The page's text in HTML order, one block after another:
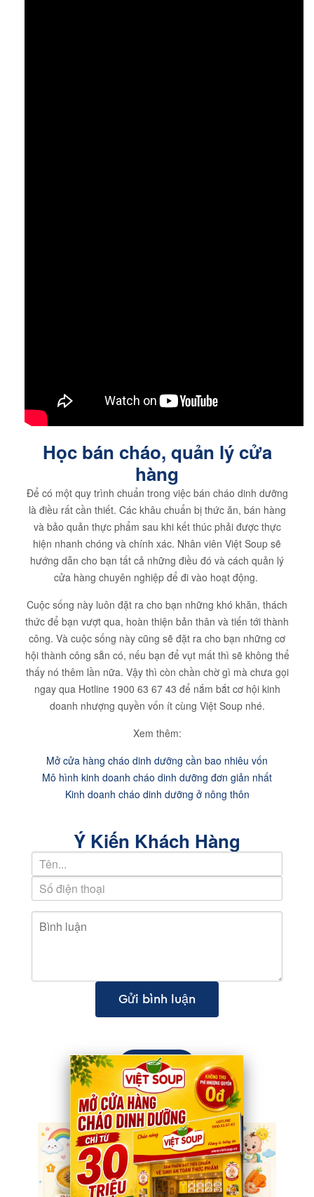
Học bán cháo, quản lý cửa
hàng
Để có một quy trình chuẩn trong việc bán cháo dinh dưỡng
là điều rất cần thiết. Các khâu chuẩn bị thức ăn, bán hàng
và bảo quản thực phẩm sau khi kết thúc phải được thực
hiện nhanh chóng và chính xác. Nhân viên Việt Soup sẽ
hướng dẫn cho bạn tất cả những điều đó và cách quản lý
cửa hàng chuyên nghiệp để đi vào hoạt động.
Cuộc sống này luôn đặt ra cho bạn những khó khăn, thách
thức để bạn vượt qua, hoàn thiện bản thân và tiến tới thành
công. Và cuộc sống này cũng sẽ đặt ra cho bạn những cơ
hội thành công sẵn có, nếu bạn để vụt mất thì sẽ không thể
thấy nó thêm lần nữa. Vậy thì còn chần chờ gì mà chưa gọi
ngay qua Hotline 1900 63 67 43 để nắm bắt cơ hội kinh
doanh nhượng quyền vốn ít cùng Việt Soup nhé.
Xem thêm:
Mở cửa hàng cháo dinh dưỡng cần bao nhiêu vốn
Mô hình kinh doanh cháo dinh dưỡng đơn giản nhất
Kinh doanh cháo dinh dưỡng ở nông thôn
Ý Kiến Khách Hàng
Gửi bình luận
XEM THÊM